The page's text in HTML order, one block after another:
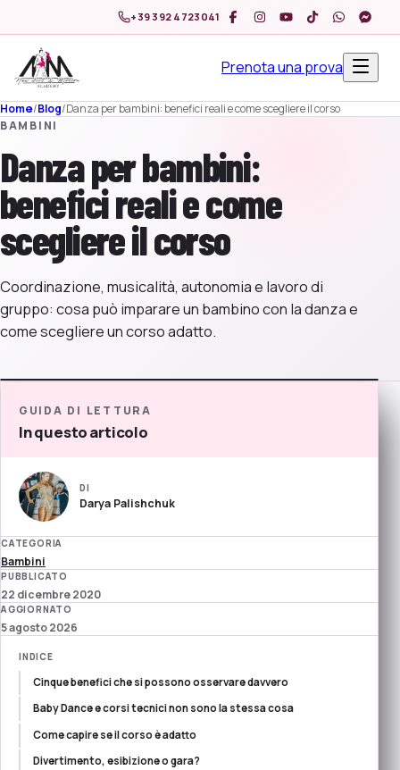
+39 392 4723041
Prenota una prova
Home/Blog/Danza per bambini: benefici reali e come scegliere il corso
BAMBINI
Danza per bambini:
benefici reali e come
scegliere il corso
Coordinazione, musicalità, autonomia e lavoro di
gruppo: cosa può imparare un bambino con la danza e
come scegliere un corso adatto.
GUIDA DI LETTURA
In questo articolo
DI
Darya Palishchuk
CATEGORIA
Bambini
PUBBLICATO
22 dicembre 2020
AGGIORNATO
5 agosto 2026
INDICE
Cinque benefici che si possono osservare davvero
Baby Dance e corsi tecnici non sono la stessa cosa
Come capire se il corso è adatto
Divertimento, esibizione o gara?